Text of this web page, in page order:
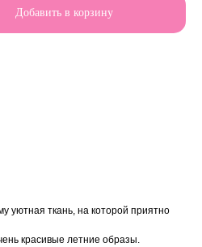
Добавить в корзину
уютная ткань, на которой приятно
красивые летние образы.